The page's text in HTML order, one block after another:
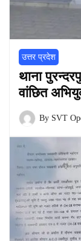
उत्तर प्रदेश
थाना
वांछित
By SVT